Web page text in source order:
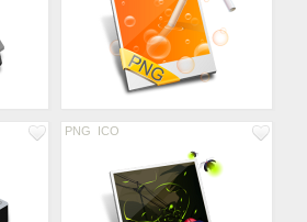
PNG ICO